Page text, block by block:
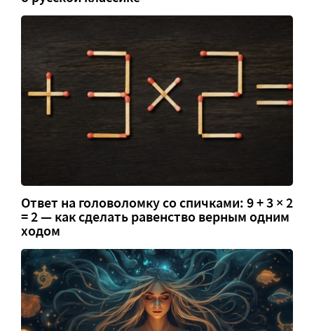
Ответ на головоломку со спичками: 9 + 3 × 2
= 2 — как сделать равенство верным одним
ходом